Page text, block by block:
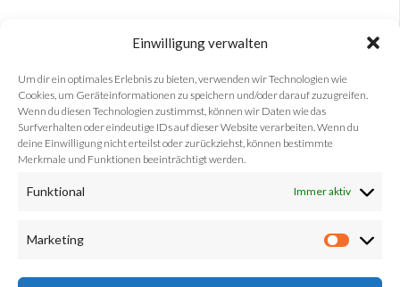
Einwilligung verwalten
Um dir ein optimales Erlebnis zu bieten, verwenden wir Technologien wie
Cookies, um Geräteinformationen zu speichern und/oder darauf zuzugreifen.
Wenn du diesen Technologien zustimmst, können wir Daten wie das
Surfverhalten oder eindeutige IDs auf dieser Website verarbeiten. Wenn du
deine Einwilligung nicht erteilst oder zurückziehst, können bestimmte
Merkmale und Funktionen beeinträchtigt werden.
Funktional Immer aktiv
Marketing
Abonnieren Sie unserenNewsletterund verpassen
keine Kunstauktion mehr!
Lust selber mitzumachen? Wir freuen uns auf deine